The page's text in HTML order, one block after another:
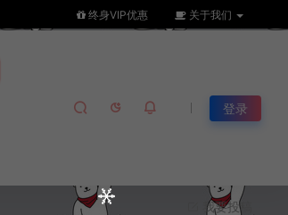
终身VIP优惠 关于我们
登录
我要投稿